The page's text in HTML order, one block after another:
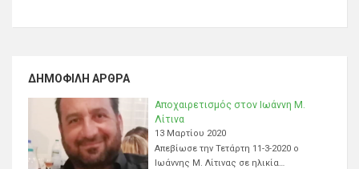
ΔΗΜΟΦΙΛΉ ΆΡΘΡΑ
Αποχαιρετισμός στον Ιωάννη Μ.
Λίτινα
13 Μαρτίου 2020
Απεβίωσε την Τετάρτη 11-3-2020 ο
Ιωάννης Μ. Λίτινας σε ηλικία…